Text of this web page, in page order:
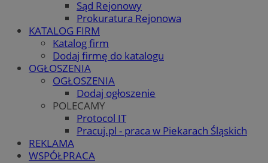
Sąd Rejonowy
Prokuratura Rejonowa
KATALOG FIRM
Katalog firm
Dodaj firmę do katalogu
OGŁOSZENIA
OGŁOSZENIA
Dodaj ogłoszenie
POLECAMY
Protocol IT
Pracuj.pl - praca w Piekarach Śląskich
REKLAMA
WSPÓŁPRACA